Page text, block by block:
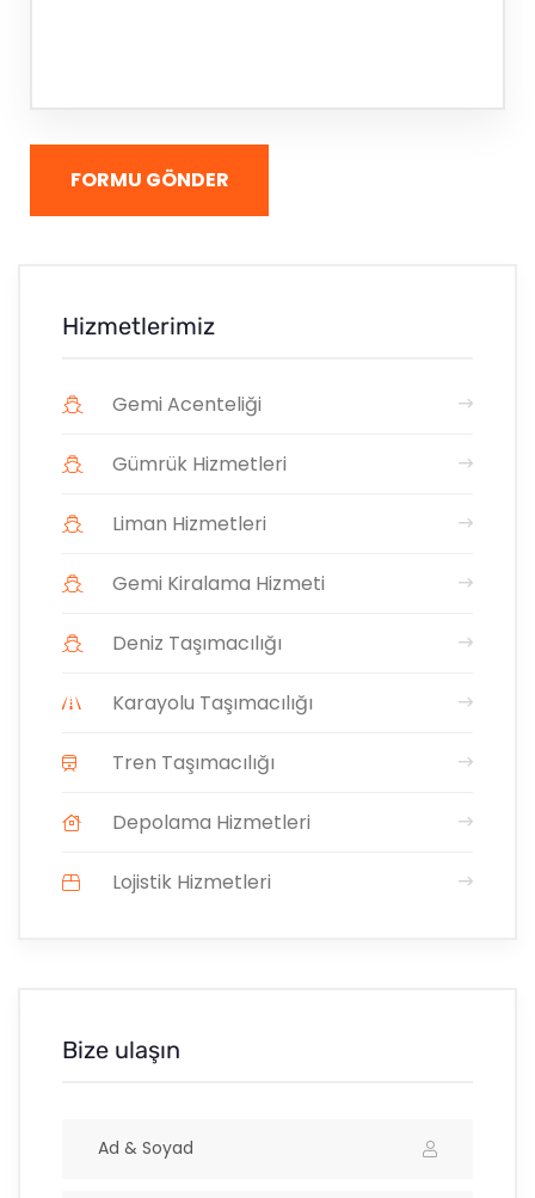
FORMU GÖNDER
Hizmetlerimiz
Gemi Acenteliği
Gümrük Hizmetleri
Liman Hizmetleri
Gemi Kiralama Hizmeti
Deniz Taşımacılığı
Karayolu Taşımacılığı
Tren Taşımacılığı
Depolama Hizmetleri
Lojistik Hizmetleri
Bize ulaşın